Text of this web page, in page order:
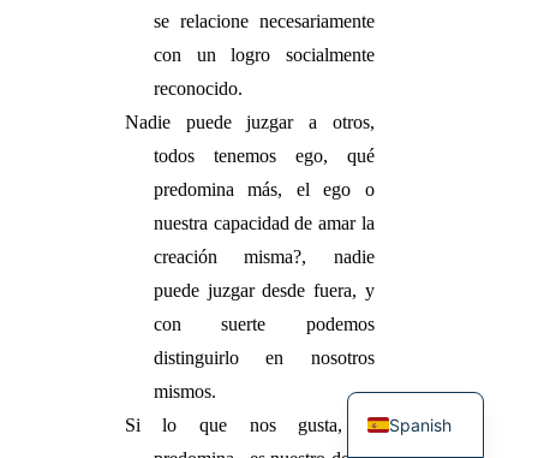
se relacione necesariamente
con un logro socialmente
reconocido.
Nadie puede juzgar a otros,
todos tenemos ego, qué
predomina más, el ego o
nuestra capacidad de amar la
creación misma?, nadie
puede juzgar desde fuera, y
con suerte podemos
distinguirlo en nosotros
mismos.
Si lo que nos gusta, y
Spanish